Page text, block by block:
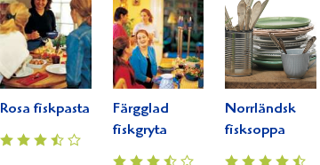
Rosa fiskpasta
Färgglad
fiskgryta
Norrländsk
fisksoppa